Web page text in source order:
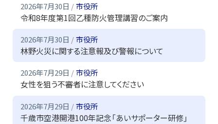
2026年7月30日 市役所
令和8年度第1回乙種防火管理講習のご案内
2026年7月30日 市役所
林野火災に関する注意報及び警報について
2026年7月29日 市役所
女性を狙う不審者に注意してください
2026年7月29日 市役所
千歳市空港開港100年記念「あいサポーター研修」